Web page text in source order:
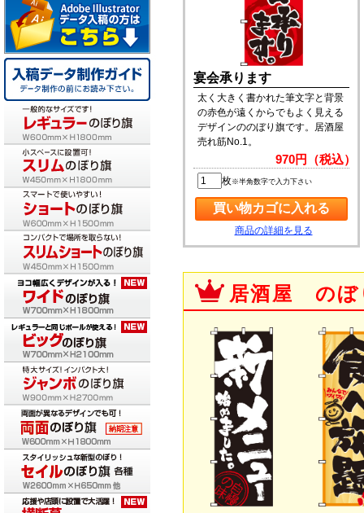
宴会承ります
太く大きく書かれた筆文字と背景
の赤色が遠くからでもよく見える
デザインののぼり旗です。居酒屋
売れ筋No.1。
970円（税込）
枚※半角数字で入力下さい
商品の詳細を見る
居酒屋 のぼ